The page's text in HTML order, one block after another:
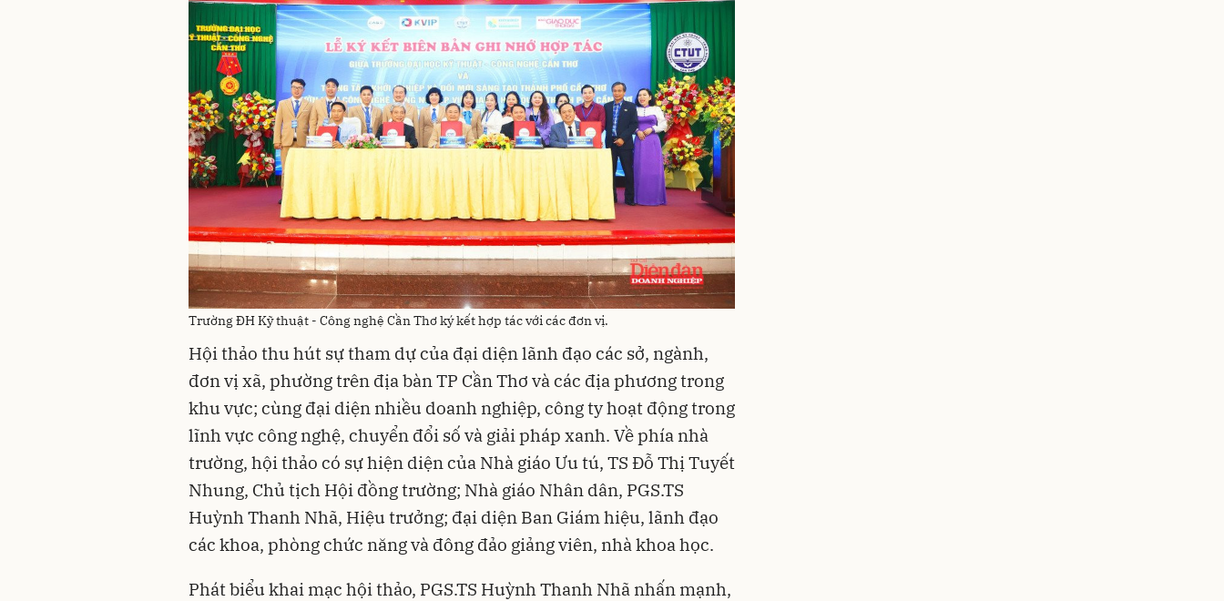
Trường ĐH Kỹ thuật - Công nghệ Cần Thơ ký kết hợp tác với các đơn vị.
Hội thảo thu hút sự tham dự của đại diện lãnh đạo các sở, ngành,
đơn vị xã, phường trên địa bàn TP Cần Thơ và các địa phương trong
khu vực; cùng đại diện nhiều doanh nghiệp, công ty hoạt động trong
lĩnh vực công nghệ, chuyển đổi số và giải pháp xanh. Về phía nhà
trường, hội thảo có sự hiện diện của Nhà giáo Ưu tú, TS Đỗ Thị Tuyết
Nhung, Chủ tịch Hội đồng trường; Nhà giáo Nhân dân, PGS.TS
Huỳnh Thanh Nhã, Hiệu trưởng; đại diện Ban Giám hiệu, lãnh đạo
các khoa, phòng chức năng và đông đảo giảng viên, nhà khoa học.
Phát biểu khai mạc hội thảo, PGS.TS Huỳnh Thanh Nhã nhấn mạnh,